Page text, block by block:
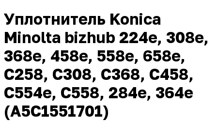
Уплотнитель Konica
Minolta bizhub 224e, 308e,
368e, 458e, 558e, 658e,
C258, C308, C368, C458,
C554e, C558, 284e, 364e
(A5C1551701)